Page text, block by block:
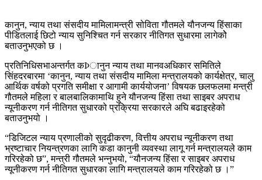
कानुन, न्याय तथा संसदीय मामिलामन्त्री सोविता गौतमले यौनजन्य हिंसाका
पीडितलाई छिटो न्याय सुनिश्चित गर्न सरकार नीतिगत सुधारमा लागेकोे
बताउनुभएको छ ।
प्रतिनिधिसभाअन्तर्गत कÞानुन न्याय तथा मानवअधिकार समितिले
सिंहदरबारमा ‘कानुन, न्याय तथा संसदीय मामिला मन्त्रालयको कार्यक्षेत्र, चालु
आर्थिक वर्षको प्रगति समीक्षा र आगामी कार्ययोजना’ विषयक छलफलमा मन्त्री
गौतमले महिला र बालबालिकामाथि हुने यौनजन्य हिंसा तथा साइबर अपराध
न्यूनीकरण गर्न नीतिगत सुधारको प्रक्रिया सरकारले अघि बढाइरहेको
बताउनुभयो ।
“डिजिटल न्याय प्रणालीको सुदृढीकरण, वित्तीय अपराध न्यूनीकरण तथा
भ्रष्टाचार नियन्त्रणका लागि कडा कानुनी व्यवस्था लागू गर्न मन्त्रालयले काम
गरिरहेको छ”, मन्त्री गौतमले भन्नुभयो, “यौनजन्य हिंसा र साइबर अपराध
न्यूनीकरण गर्न नीतिगत सुधारका लागि मन्त्रालयले काम गरिरहेको छ ।”